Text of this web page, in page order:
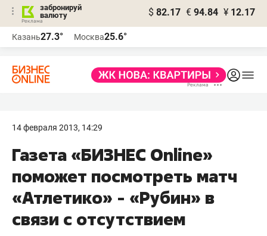
забронируй
валюту
$ 82.17 € 94.84 ¥ 12.17
Казань27.3° Москва25.6°
14 февраля 2013, 14:29
Газета «БИЗНЕС Online»
поможет посмотреть матч
«Атлетико» - «Рубин» в
связи с отсутствием